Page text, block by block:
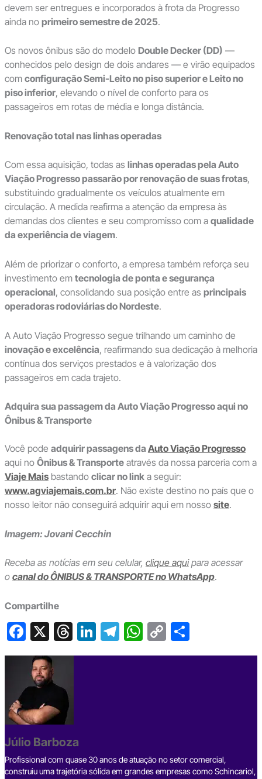
devem ser entregues e incorporados à frota da Progresso
ainda no primeiro semestre de 2025.
Os novos ônibus são do modelo Double Decker (DD) —
conhecidos pelo design de dois andares — e virão equipados
com configuração Semi-Leito no piso superior e Leito no
piso inferior, elevando o nível de conforto para os
passageiros em rotas de média e longa distância.
Renovação total nas linhas operadas
Com essa aquisição, todas as linhas operadas pela Auto
Viação Progresso passarão por renovação de suas frotas,
substituindo gradualmente os veículos atualmente em
circulação. A medida reafirma a atenção da empresa às
demandas dos clientes e seu compromisso com a qualidade
da experiência de viagem.
Além de priorizar o conforto, a empresa também reforça seu
investimento em tecnologia de ponta e segurança
operacional, consolidando sua posição entre as principais
operadoras rodoviárias do Nordeste.
A Auto Viação Progresso segue trilhando um caminho de
inovação e excelência, reafirmando sua dedicação à melhoria
contínua dos serviços prestados e à valorização dos
passageiros em cada trajeto.
Adquira sua passagem da Auto Viação Progresso aqui no
Ônibus & Transporte
Você pode adquirir passagens da Auto Viação Progresso
aqui no Ônibus & Transporteatravés da nossa parceria com a
Viaje Maisbastando clicar no linka seguir:
www.agviajemais.com.br. Não existe destino no país que o
nosso leitor não conseguirá adquirir aqui em nosso site.
Imagem: Jovani Cecchin
Receba as notícias em seu celular, clique aquipara acessar
o canal do ÔNIBUS & TRANSPORTE no WhatsApp.
Compartilhe
F
a
c
e
b
o
o
k
X T
hr
s
Li
n
T
el
W
h
C
o
S
h
Júlio Barboza
Profissional com quase 30 anos de atuação no setor comercial,
construiu uma trajetória sólida em grandes empresas como Schincariol,